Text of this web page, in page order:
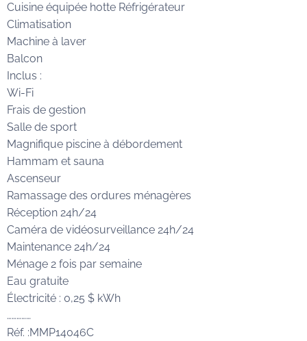
Cuisine équipée hotte Réfrigérateur
Climatisation
Machine à laver
Balcon
Inclus :
Wi-Fi
Frais de gestion
Salle de sport
Magnifique piscine à débordement
Hammam et sauna
Ascenseur
Ramassage des ordures ménagères
Réception 24h/24
Caméra de vidéosurveillance 24h/24
Maintenance 24h/24
Ménage 2 fois par semaine
Eau gratuite
Électricité : 0,25 $ kWh
……………
Réf. :MMP14046C